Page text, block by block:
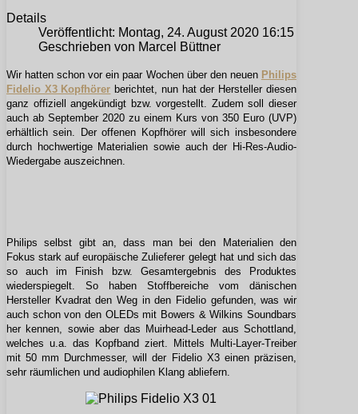
Details
Veröffentlicht: Montag, 24. August 2020 16:15
Geschrieben von Marcel Büttner
Wir hatten schon vor ein paar Wochen über den neuen Philips
Fidelio X3 Kopfhörer berichtet, nun hat der Hersteller diesen
ganz offiziell angekündigt bzw. vorgestellt. Zudem soll dieser
auch ab September 2020 zu einem Kurs von 350 Euro (UVP)
erhältlich sein. Der offenen Kopfhörer will sich insbesondere
durch hochwertige Materialien sowie auch der Hi-Res-Audio-
Wiedergabe auszeichnen.
Philips selbst gibt an, dass man bei den Materialien den
Fokusstarkauf europäische Zulieferer gelegt hat und sich das
so auch im Finish bzw. Gesamtergebnis des Produktes
wiederspiegelt. So haben Stoffbereiche vom dänischen
Hersteller Kvadrat den Weg in den Fidelio gefunden, was wir
auch schon von den OLEDs mit Bowers & Wilkins Soundbars
her kennen, sowie aber das Muirhead-Leder aus Schottland,
welches u.a. das Kopfband ziert. Mittels Multi-Layer-Treiber
mit 50 mm Durchmesser, will der Fidelio X3 einen präzisen,
sehr räumlichen und audiophilen Klang abliefern.